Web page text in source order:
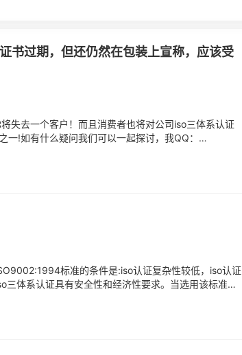
书过期，但还仍然在包装上宣称，应该受
失去一个客户！而且消费者也将对公司iso三体系认证
!如有什么疑问我们可以一起探讨，我QQ：
标准的条件是:iso认证复杂性较低，iso认证
体系认证具有安全性和经济性要求。当选用该标准